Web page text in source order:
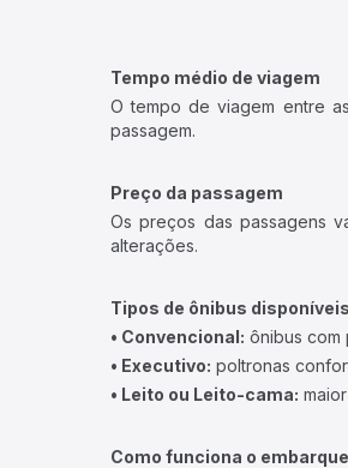
Tempo médio de viagem
O tempo de viagem entre
passagem.
Preço da passagem
Os preços das passagens
alterações.
Tipos de ônibus disponíveis
• Convencional: ônibus com
• Executivo: poltronas
• Leito ou Leito-cama:
Como funciona o embarque